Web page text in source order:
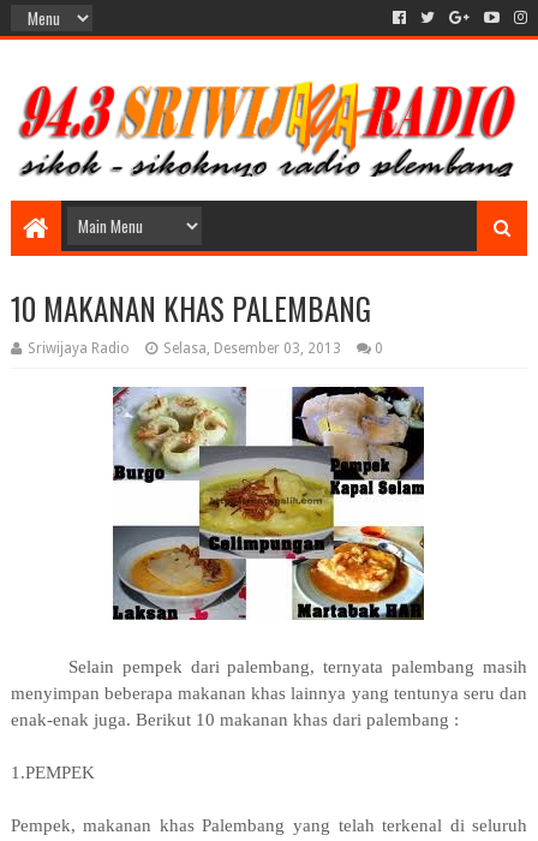
10 MAKANAN KHAS PALEMBANG
Sriwijaya Radio Selasa, Desember 03, 2013 0
Selain pempek dari palembang, ternyata palembang masih
menyimpan beberapa makanan khas lainnya yang tentunya seru dan
enak-enak juga. Berikut 10 makanan khas dari palembang :
1.PEMPEK
Pempek, makanan khas Palembang yang telah terkenal di seluruh